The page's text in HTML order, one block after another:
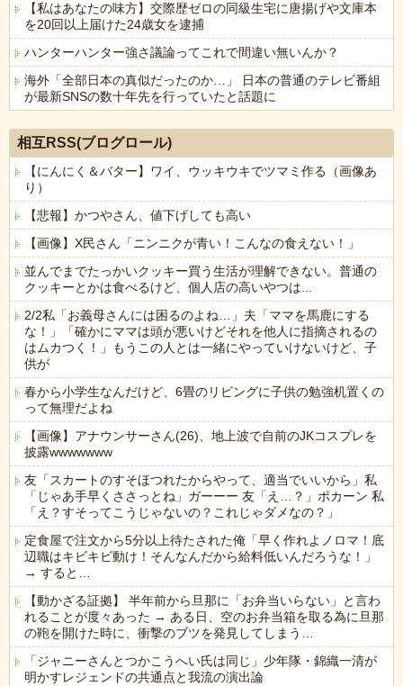
【私はあなたの味方】交際歴ゼロの同級生宅に唐揚げや文庫本
を20回以上届けた24歳女を逮捕
ハンターハンター強さ議論ってこれで間違い無いんか？
海外「全部日本の真似だったのか…」 日本の普通のテレビ番組
が最新SNSの数十年先を行っていたと話題に
相互RSS(ブログロール)
【にんにく＆バター】ワイ、ウッキウキでツマミ作る（画像あ
り）
【悲報】かつやさん、値下げしても高い
【画像】X民さん「ニンニクが青い！こんなの食えない！」
並んでまでたっかいクッキー買う生活が理解できない。普通の
クッキーとかは食べるけど、個人店の高いやつは...
2/2私「お義母さんには困るのよね…」夫「ママを馬鹿にする
な！」「確かにママは頭が悪いけどそれを他人に指摘されるの
はムカつく！」もうこの人とは一緒にやっていけないけど、子
供が
春から小学生なんだけど、6畳のリビングに子供の勉強机置くの
って無理だよね
【画像】アナウンサーさん(26)、地上波で自前のJKコスプレを
披露wwwwwww
友「スカートのすそほつれたからやって、適当でいいから」私
「じゃあ手早くささっとね」ガーーー 友「え…？」ポカーン 私
「え？すそってこうじゃないの？これじゃダメなの？」
定食屋で注文から5分以上待たされた俺「早く作れよノロマ！底
辺職はキビキビ動け！そんなんだから給料低いんだろうな！」
→ すると…
【動かざる証拠】 半年前から旦那に「お弁当いらない」と言わ
れることが度々あった → ある日、空のお弁当箱を取る為に旦那
の鞄を開けた時に、衝撃のブツを発見してしまう…
「ジャニーさんとつかこうへい氏は同じ」少年隊・錦織一清が
明かすレジェンドの共通点と我流の演出論